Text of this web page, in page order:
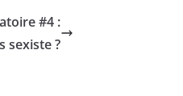
#4 :
sexiste ?